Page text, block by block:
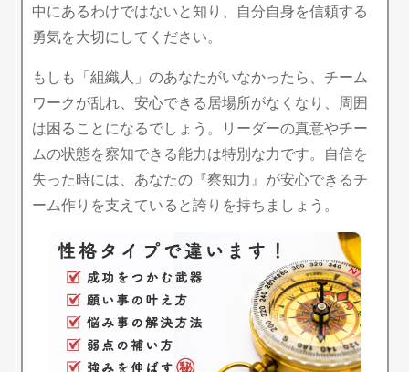
中にあるわけではないと知り、自分自身を信頼する
勇気を大切にしてください。
もしも「組織人」のあなたがいなかったら、チーム
ワークが乱れ、安心できる居場所がなくなり、周囲
は困ることになるでしょう。リーダーの真意やチー
ムの状態を察知できる能力は特別な力です。自信を
失った時には、あなたの『察知力』が安心できるチ
ーム作りを支えていると誇りを持ちましょう。